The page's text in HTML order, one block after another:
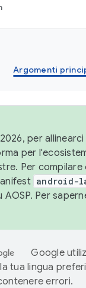
Argomenti
per
per
Per compilare
android-
Per
Google
tua lingua
errori.